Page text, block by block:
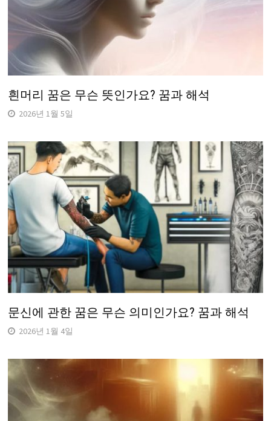
흰머리 꿈은 무슨 뜻인가요? 꿈과 해석
2026년 1월 5일
문신에 관한 꿈은 무슨 의미인가요? 꿈과 해석
2026년 1월 4일